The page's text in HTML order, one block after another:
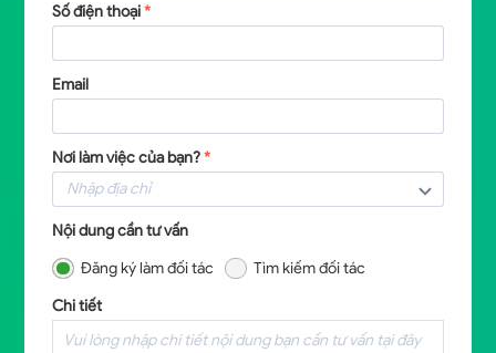
Số điện thoại*
Email
Nơi làm việc của bạn?*
Nội dung cần tư vấn
Đăng ký làm đối tác
Tìm kiếm đối tác
Chi tiết